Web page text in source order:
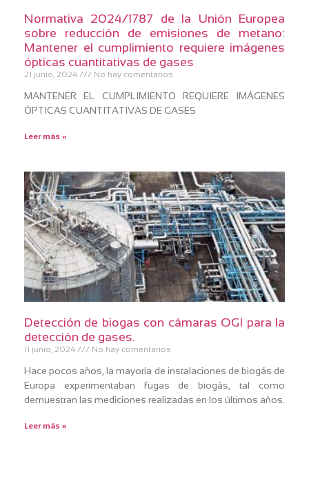
Normativa 2024/1787 de la Unión Europea
sobre reducción de emisiones de metano:
Mantener el cumplimiento requiere imágenes
ópticas cuantitativas de gases
21 junio, 2024 No hay comentarios
MANTENER EL CUMPLIMIENTO REQUIERE IMÁGENES
ÓPTICAS CUANTITATIVAS DE GASES
Leer más »
Detección de biogas con cámaras OGI para la
detección de gases.
11 junio, 2024 No hay comentarios
Hace pocos años, la mayoría de instalaciones de biogás de
Europa experimentaban fugas de biogás, tal como
demuestran las mediciones realizadas en los últimos años.
Leer más »